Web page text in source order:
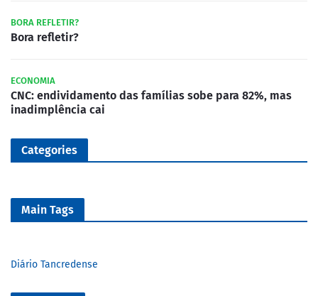
BORA REFLETIR?
Bora refletir?
ECONOMIA
CNC: endividamento das famílias sobe para 82%, mas
inadimplência cai
Categories
Main Tags
Diário Tancredense